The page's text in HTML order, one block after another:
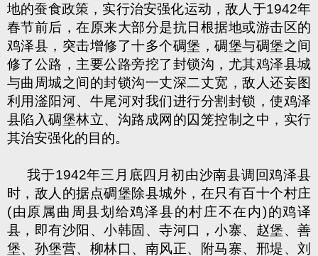
地的蚕食政策，实行治安强化运动，敌人于1942年
春节前后，在原来大部分是抗日根据地或游击区的
鸡泽县，突击增修了十多个碉堡，碉堡与碉堡之间
修了公路，主要公路旁挖了封锁沟，尤其鸡泽县城
与曲周城之间的封锁沟一丈深二丈宽，敌人还妄图
利用滏阳河、牛尾河对我们进行分割封锁，使鸡泽
县陷入碉堡林立、沟路成网的囚笼控制之中，实行
其治安强化的目的。
我于1942年三月底四月初由沙南县调回鸡泽县
时，敌人的据点碉堡除县城外，在只有百十个村庄
(由原属曲周县划给鸡泽县的村庄不在内)的鸡译
县，即有沙阳、小韩固、寺河口，小寨、赵堡、善
堡、孙堡营、柳林口、南风正、附马寨、邢堤、刘